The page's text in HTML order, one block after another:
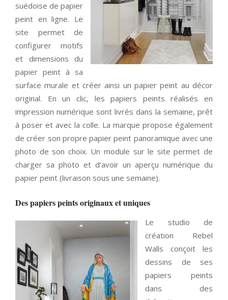
suédoise de papier
peint en ligne. Le
site permet de
configurer motifs
et dimensions du
papier peint à sa
surface murale et créer ainsi un papier peint au décor
original. En un clic, les papiers peints réalisés en
impression numérique sont livrés dans la semaine, prêt
à poser et avec la colle. La marque propose également
de créer son propre papier peint panoramique avec une
photo de son choix. Un module sur le site permet de
charger sa photo et d’avoir un aperçu numérique du
papier peint (livraison sous une semaine).
Des papiers peints originaux et uniques
Le studio de
création Rebel
Walls conçoit les
dessins de ses
papiers peints
dans des